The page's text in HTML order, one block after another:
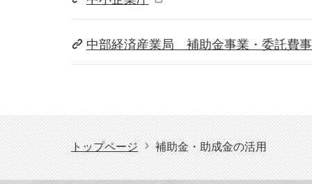
中部経済産業局 補助金事業・委託費
トップページ 補助金・助成金の活用